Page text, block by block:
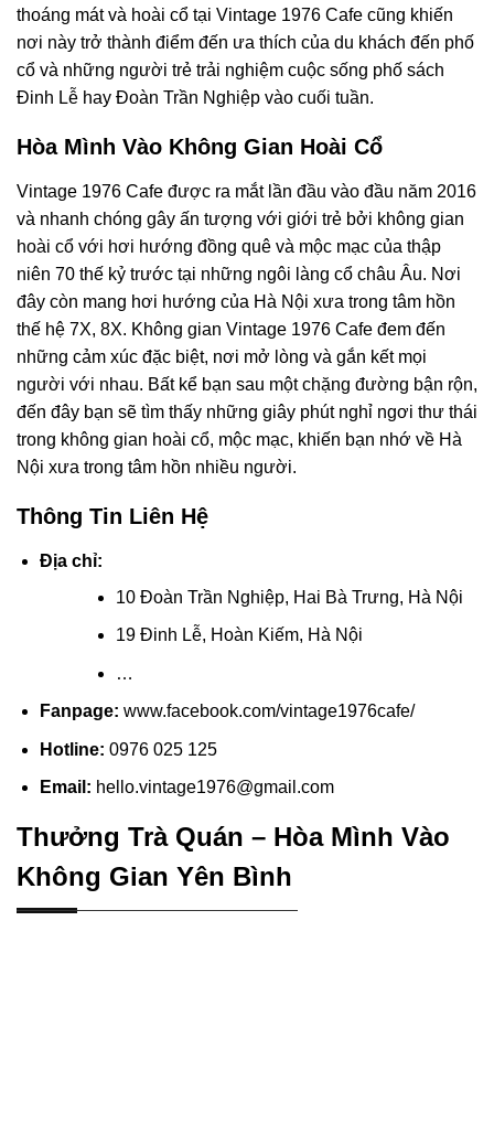
thoáng mát và hoài cổ tại Vintage 1976 Cafe cũng khiến
nơi này trở thành điểm đến ưa thích của du khách đến phố
cổ và những người trẻ trải nghiệm cuộc sống phố sách
Đinh Lễ hay Đoàn Trần Nghiệp vào cuối tuần.
Hòa Mình Vào Không Gian Hoài Cổ
Vintage 1976 Cafe được ra mắt lần đầu vào đầu năm 2016
và nhanh chóng gây ấn tượng với giới trẻ bởi không gian
hoài cổ với hơi hướng đồng quê và mộc mạc của thập
niên 70 thế kỷ trước tại những ngôi làng cổ châu Âu. Nơi
đây còn mang hơi hướng của Hà Nội xưa trong tâm hồn
thế hệ 7X, 8X. Không gian Vintage 1976 Cafe đem đến
những cảm xúc đặc biệt, nơi mở lòng và gắn kết mọi
người với nhau. Bất kể bạn sau một chặng đường bận rộn,
đến đây bạn sẽ tìm thấy những giây phút nghỉ ngơi thư thái
trong không gian hoài cổ, mộc mạc, khiến bạn nhớ về Hà
Nội xưa trong tâm hồn nhiều người.
Thông Tin Liên Hệ
Địa chỉ:
10 Đoàn Trần Nghiệp, Hai Bà Trưng, Hà Nội
19 Đinh Lễ, Hoàn Kiếm, Hà Nội
…
Fanpage: www.facebook.com/vintage1976cafe/
Hotline: 0976 025 125
Email: hello.vintage1976@gmail.com
Thưởng Trà Quán – Hòa Mình Vào
Không Gian Yên Bình